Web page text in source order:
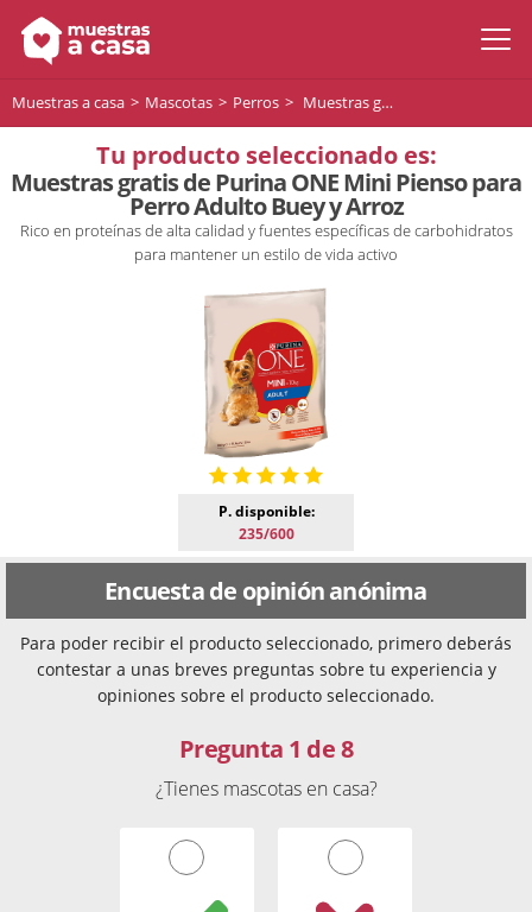
Muestras a casa Mascotas Perros Muestras gratis de Purina ONE Mini Pienso para Perro Adulto Buey y Arroz
Tu producto seleccionado es:
Muestras gratis de Purina ONE Mini Pienso para
Perro Adulto Buey y Arroz
Rico en proteínas de alta calidad y fuentes específicas de carbohidratos
para mantener un estilo de vida activo
P. disponible:
235/600
Encuesta de opinión anónima
Para poder recibir el producto seleccionado, primero deberás
contestar a unas breves preguntas sobre tu experiencia y
opiniones sobre el producto seleccionado.
Pregunta 1 de 8
¿Tienes mascotas en casa?